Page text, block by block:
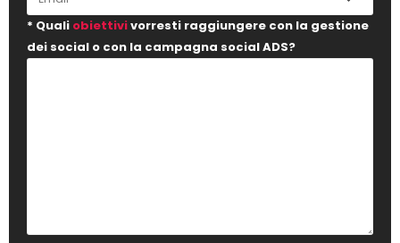
* Quali obiettivivorresti raggiungere con la gestione
dei social o con la campagna social ADS?